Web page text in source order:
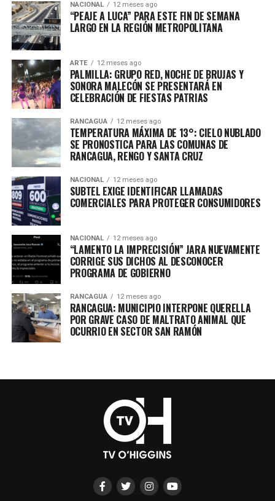
NACIONAL 12 meses ago
“PEAJE A LUCA” PARA ESTE FIN DE SEMANA
LARGO EN LA REGIÓN METROPOLITANA
ARTE 12 meses ago
PALMILLA: GRUPO RED, NOCHE DE BRUJAS Y
SONORA MALECÓN SE PRESENTARÁ EN
CELEBRACIÓN DE FIESTAS PATRIAS
RANCAGUA 12 meses ago
TEMPERATURA MÁXIMA DE 13°: CIELO NUBLADO
SE PRONOSTICA PARA LAS COMUNAS DE
RANCAGUA, RENGO Y SANTA CRUZ
NACIONAL 12 meses ago
SUBTEL EXIGE IDENTIFICAR LLAMADAS
COMERCIALES PARA PROTEGER CONSUMIDORES
NACIONAL 12 meses ago
“LAMENTO LA IMPRECISIÓN” JARA NUEVAMENTE
CORRIGE SUS DICHOS AL DESCONOCER
PROGRAMA DE GOBIERNO
RANCAGUA 12 meses ago
RANCAGUA: MUNICIPIO INTERPONE QUERELLA
POR GRAVE CASO DE MALTRATO ANIMAL QUE
OCURRIO EN SECTOR SAN RAMÓN